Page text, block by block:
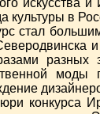
культуры в
стал
и
разных
конкурса